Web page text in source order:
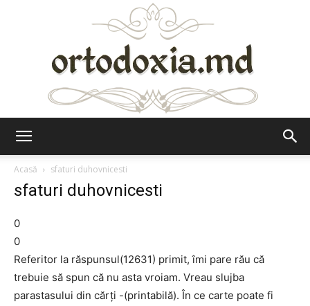
Acasă
sfaturi duhovnicesti
sfaturi duhovnicesti
0
0
Referitor la răspunsul(12631) primit, îmi pare rău că
trebuie să spun că nu asta vroiam. Vreau slujba
parastasului din cărți -(printabilă). În ce carte poate fi